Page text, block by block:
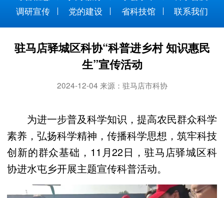
调研宣传
党的建设 省科技馆 联系我们
驻马店驿城区科协“科普进乡村 知识惠民
生”宣传活动
2024-12-04 来源：驻马店市科协
为进一步普及科学知识，提高农民群众科学
素养，弘扬科学精神，传播科学思想，筑牢科技
创新的群众基础，11月22日，驻马店驿城区科
协进水屯乡开展主题宣传科普活动。